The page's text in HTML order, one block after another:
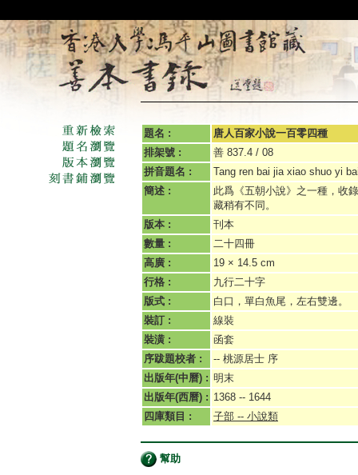
題名 :
唐人百家小說一百零四種
排架號 :
善 837.4 / 08
拼音題名 :
Tang ren bai jia xiao shuo yi
簡述 :
此爲《五朝小說》之一種，收
藏稍有不同。
版本 :
刊本
數量 :
二十四冊
高廣 :
19 × 14.5 cm
行格 :
九行二十字
版式 :
白口，單白魚尾，左右雙邊。
裝訂 :
線裝
裝潢 :
函套
序跋題校者 :
-- 桃源居士 序
出版年(中曆) : 明末
出版年(西曆) : 1368 -- 1644
四庫類目 :
子部 -- 小說類
幫助